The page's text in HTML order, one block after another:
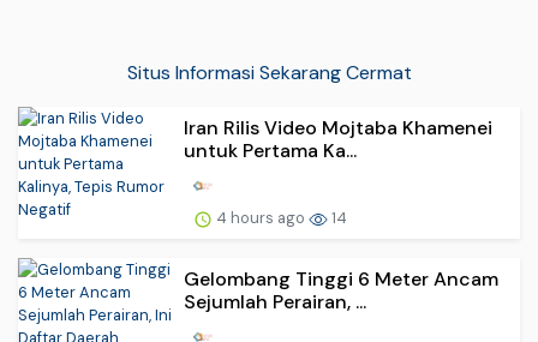
Situs Informasi Sekarang Cermat
Iran Rilis Video Mojtaba Khamenei
untuk Pertama Ka...
4 hours ago 14
Gelombang Tinggi 6 Meter Ancam
Sejumlah Perairan, ...